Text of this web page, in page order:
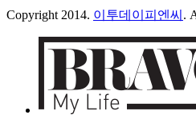
Copyright 2014. 이투데이피엔씨 .